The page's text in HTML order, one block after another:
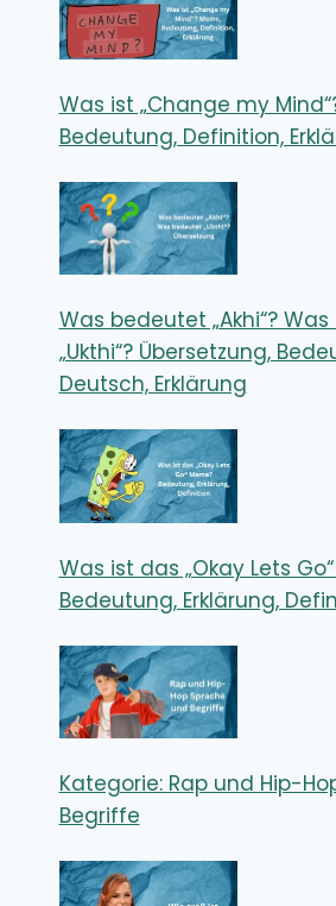
Was ist „Change my
Bedeutung, Definition,
Was bedeutet „Akhi“?
„Ukthi“? Übersetzung,
Deutsch, Erklärung
Was ist das „Okay Lets
Bedeutung, Erklärung,
Kategorie: Rap und Hip-
Begriffe